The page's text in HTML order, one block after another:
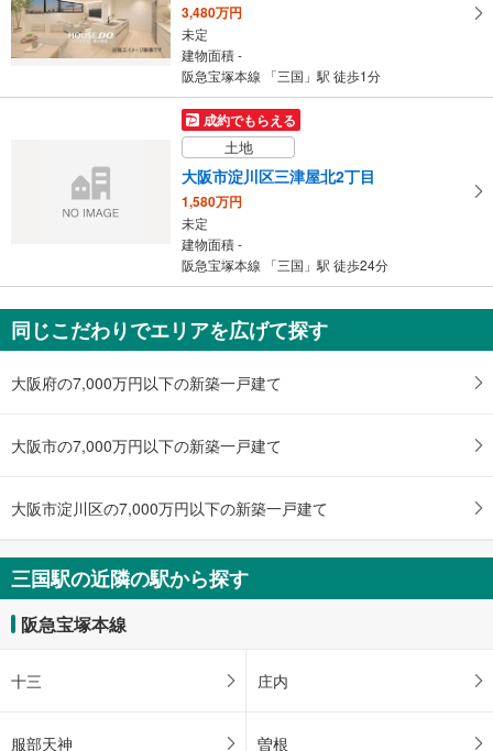
3,480万円
未定
建物面積 -
阪急宝塚本線 「三国」駅 徒歩1分
成約でもらえる
土地
大阪市淀川区三津屋北2丁目
1,580万円
未定
建物面積 -
阪急宝塚本線 「三国」駅 徒歩24分
同じこだわりでエリアを広げて探す
大阪府の7,000万円以下の新築一戸建て
大阪市の7,000万円以下の新築一戸建て
大阪市淀川区の7,000万円以下の新築一戸建て
三国駅の近隣の駅から探す
阪急宝塚本線
十三 庄内
服部天神 曽根